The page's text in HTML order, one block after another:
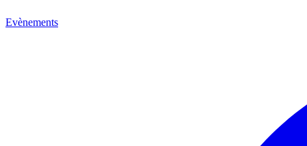
Evènements